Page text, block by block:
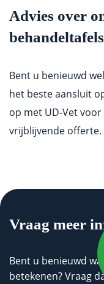
Advies over
behandeltafels
Bent u benieuwd
het beste aansluit
op met UD-Vet
vrijblijvende offerte.
Vraag meer
Bent u benieuwd
betekenen? Vraag